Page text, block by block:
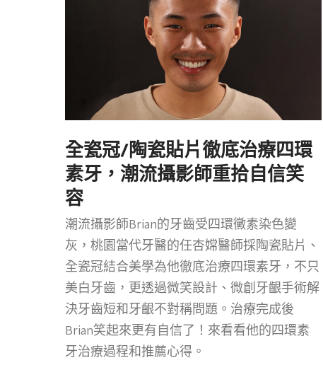
全瓷冠/陶瓷貼片徹底治療四環
素牙，潮流攝影師重拾自信笑
容
潮流攝影師Brian的牙齒受四環黴素染色變
灰，桃園當代牙醫的任杏嫦醫師採陶瓷貼片、
全瓷冠結合美學為他徹底治療四環素牙，不只
美白牙齒，更透過微笑設計、微創牙齦手術解
決牙齒短和牙齦不對稱問題。治療完成後
Brian笑起來更有自信了！來看看他的四環素
牙治療過程和推薦心得。